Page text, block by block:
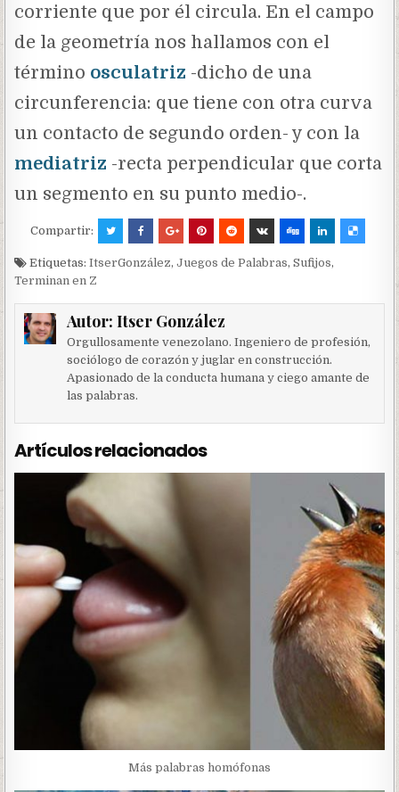
corriente que por él circula. En el campo
de la geometría nos hallamos con el
término osculatriz -dicho de una
circunferencia: que tiene con otra curva
un contacto de segundo orden- y con la
mediatriz -recta perpendicular que corta
un segmento en su punto medio-.
Compartir:
Etiquetas:ItserGonzález,Juegos de Palabras,Sufijos,
Terminan en Z
Autor: Itser González
Orgullosamente venezolano. Ingeniero de profesión,
sociólogo de corazón y juglar en construcción.
Apasionado de la conducta humana y ciego amante de
las palabras.
Artículos relacionados
Más palabras homófonas